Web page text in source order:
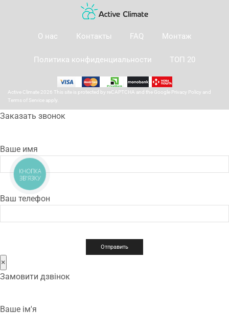
О нас Контакты FAQ Монтаж
Политика конфиденциальности ТОП 20
Active Climate 2026 This site is protected by reCAPTCHA and the Google Privacy Policy and
Terms of Service apply.
Заказать звонок
Ваше имя
Ваш телефон
×
Замовити дзвінок
Ваше ім'я
КНОПКА
ЗВ'ЯЗКУ